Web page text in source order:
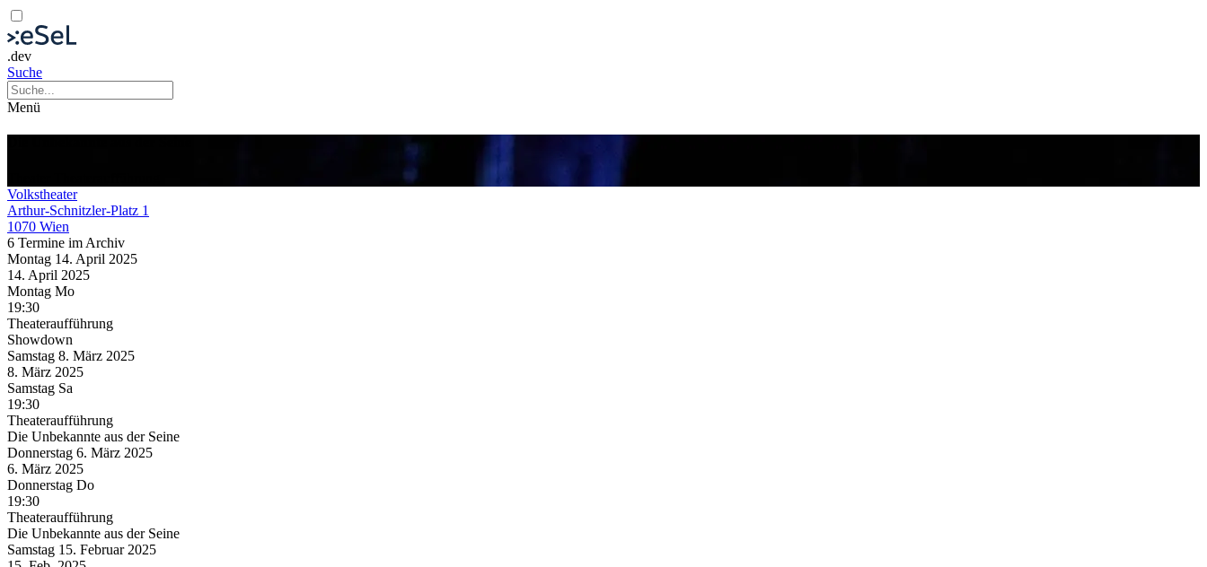
.dev
Suche
Menü
Volkstheater
Arthur-Schnitzler-Platz 1
1070 Wien
6 Termine im Archiv
Montag 14. April 2025
14. April 2025
Montag Mo
19:30
Theateraufführung
Showdown
Samstag 8. März 2025
8. März 2025
Samstag Sa
19:30
Theateraufführung
Die Unbekannte aus der Seine
Donnerstag 6. März 2025
6. März 2025
Donnerstag Do
19:30
Theateraufführung
Die Unbekannte aus der Seine
Samstag 15. Februar 2025